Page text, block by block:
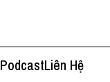
PodcastLiên Hệ